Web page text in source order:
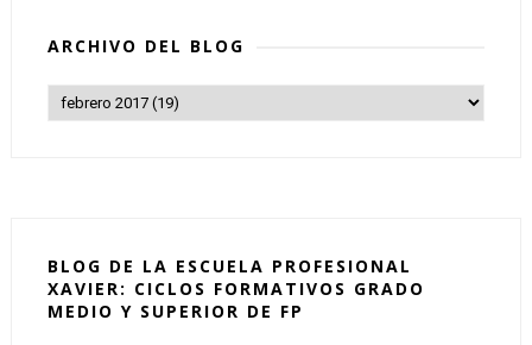
ARCHIVO DEL BLOG
BLOG DE LA ESCUELA PROFESIONAL
XAVIER: CICLOS FORMATIVOS GRADO
MEDIO Y SUPERIOR DE FP